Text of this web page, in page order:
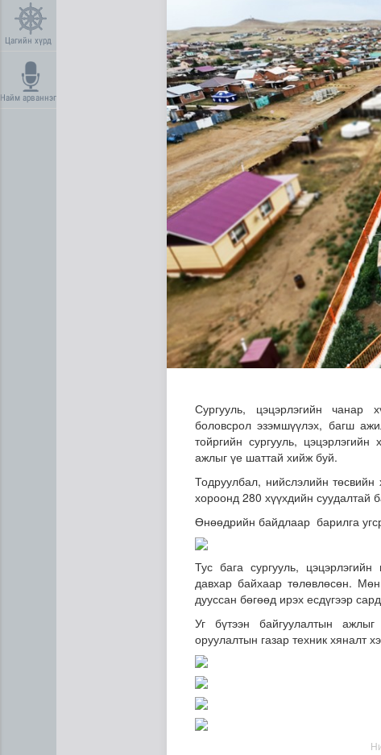
Цагийн хүрд
Найм арваннэг
Сумдын халаалтын төвүүдийн
Сургууль, цэцэрлэгийн чанар
боловсрол эзэмшүүлэх, багш
тойргийн сургууль, цэцэрлэгийн
ажлыг үе шаттай хийж буй.
Тодруулбал, нийслэлийн төсвийн
хороонд 280 хүүхдийн суудалтай
Өнөөдрийн байдлаар барилга
Тус бага сургууль,
давхар байхаар төлөвлөсөн.
дууссан бөгөөд ирэх есдүгээр
Уг бүтээн байгуулалтын
оруулалтын газар техник хяналт